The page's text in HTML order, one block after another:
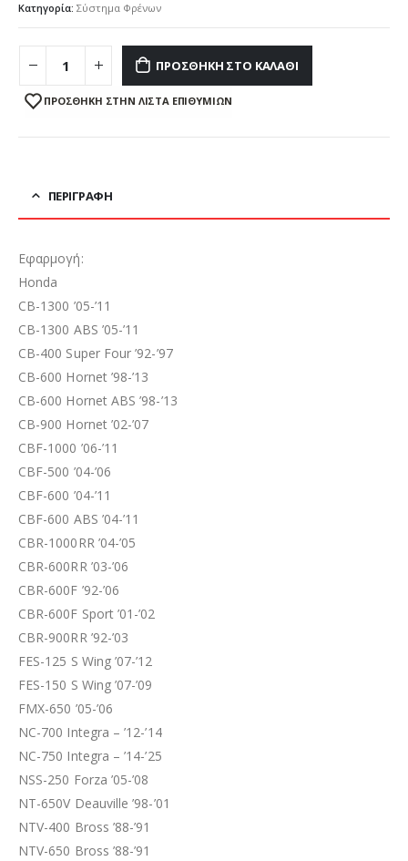
Κατηγορία: Σύστημα Φρένων
ΠΡΟΣΘΉΚΗ ΣΤΟ ΚΑΛΆΘΙ
ΠΡΌΣΘΉΚΗ ΣΤΗΝ ΛΊΣΤΑ ΕΠΙΘΥΜΙΏΝ
ΠΕΡΙΓΡΑΦΉ
Εφαρμογή:
Honda
CB-1300 ’05-’11
CB-1300 ABS ’05-’11
CB-400 Super Four ’92-’97
CB-600 Hornet ’98-’13
CB-600 Hornet ABS ’98-’13
CB-900 Hornet ’02-’07
CBF-1000 ’06-’11
CBF-500 ’04-’06
CBF-600 ’04-’11
CBF-600 ABS ’04-’11
CBR-1000RR ’04-’05
CBR-600RR ’03-’06
CBR-600F ’92-’06
CBR-600F Sport ’01-’02
CBR-900RR ’92-’03
FES-125 S Wing ’07-’12
FES-150 S Wing ’07-’09
FMX-650 ’05-’06
NC-700 Integra – ’12-’14
NC-750 Integra – ’14-’25
NSS-250 Forza ’05-’08
NT-650V Deauville ’98-’01
NTV-400 Bross ’88-’91
NTV-650 Bross ’88-’91